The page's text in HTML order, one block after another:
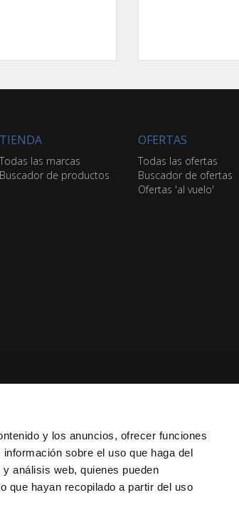
y los anuncios, ofrecer funciones
sobre el uso que haga del
análisis web, quienes pueden
que hayan recopilado a partir del uso
TIENDA
Todas las marcas
Buscador de productos
OFERTAS
Todas las ofertas
Buscador de ofertas
Ofertas 'al vuelo'